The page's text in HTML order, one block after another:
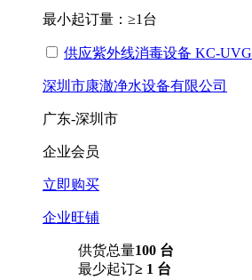
最小起订量： ≥1台
供应紫外线消毒设备 KC-UVG
深圳市康澈净水设备有限公司
广东-深圳市
企业会员
立即购买
企业旺铺
供货总量100 台
最少起订≥ 1 台